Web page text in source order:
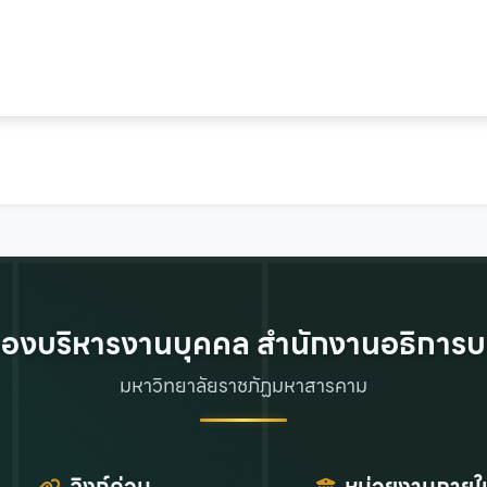
งบริหารงานบุคคล สำนักงานอธิการ
มหาวิทยาลัยราชภัฏมหาสารคาม